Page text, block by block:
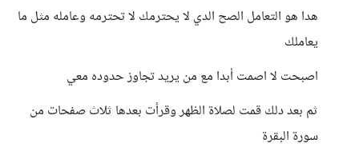
هدا هو التعامل الصح الدي لا يحترمك لا تحترمه وعامله مثل ما
يعاملك
اصبحت لا اصمت أبدا مع من يريد تجاوز حدوده معي
ثم بعد دلك قمت لصلاة الظهر وقرأت بعدها ثلاث صفحات من
سورة البقرة